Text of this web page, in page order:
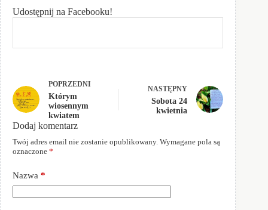
Udostępnij na Facebooku!
POPRZEDNI
Którym
wiosennym
kwiatem
NASTĘPNY
Sobota 24
kwietnia
Dodaj komentarz
Twój adres email nie zostanie opublikowany. Wymagane pola są
oznaczone *
Nazwa *